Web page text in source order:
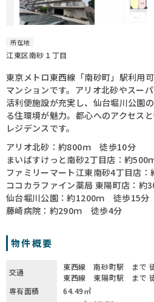
所在地
江東区南砂１丁目
東京メトロ東西線「南砂町」駅利用
マンションです。アリオ北砂やスー
活利便施設が充実し、仙台堀川公園
る住環境が魅力。都心へのアクセス
レジデンスです。
アリオ北砂：約800ｍ 徒歩10分
まいばすけっと南砂2丁目店：約
ファミリーマート江東南砂4丁目店
ココカラファイン薬局 東陽町店：
仙台堀川公園：約1200ｍ 徒歩15分
藤崎病院：約290ｍ 徒歩4分
物件概要
交通
東西線 南砂町駅 まで
東西線 東陽町駅 まで
専有面積
64.49㎡